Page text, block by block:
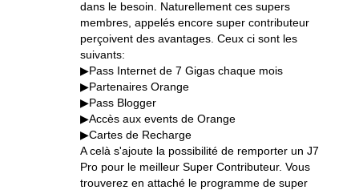
dans le besoin. Naturellement ces supers
membres, appelés encore super contributeur
perçoivent des avantages. Ceux ci sont les
suivants:
▶Pass Internet de 7 Gigas chaque mois
▶Partenaires Orange
▶Pass Blogger
▶Accès aux events de Orange
▶Cartes de Recharge
A celà s'ajoute la possibilité de remporter un J7
Pro pour le meilleur Super Contributeur. Vous
trouverez en attaché le programme de super